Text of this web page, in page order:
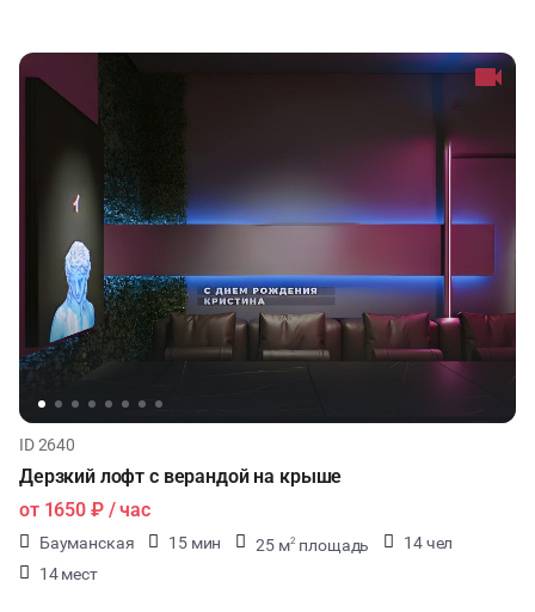
ID 2640
Дерзкий лофт с верандой на крыше
от 1650 ₽/ час
Бауманская 15 мин 25 м2 площадь
14 чел
14 мест